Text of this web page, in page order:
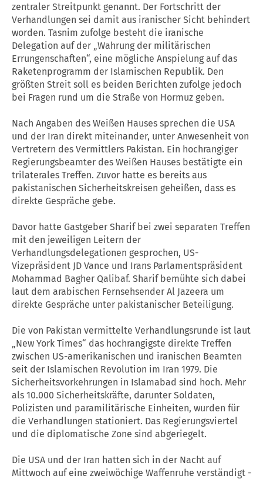
zentraler Streitpunkt genannt. Der Fortschritt der
Verhandlungen sei damit aus iranischer Sicht behindert
worden. Tasnim zufolge besteht die iranische
Delegation auf der „Wahrung der militärischen
Errungenschaften“, eine mögliche Anspielung auf das
Raketenprogramm der Islamischen Republik. Den
größten Streit soll es beiden Berichten zufolge jedoch
bei Fragen rund um die Straße von Hormuz geben.
Nach Angaben des Weißen Hauses sprechen die USA
und der Iran direkt miteinander, unter Anwesenheit von
Vertretern des Vermittlers Pakistan. Ein hochrangiger
Regierungsbeamter des Weißen Hauses bestätigte ein
trilaterales Treffen. Zuvor hatte es bereits aus
pakistanischen Sicherheitskreisen geheißen, dass es
direkte Gespräche gebe.
Davor hatte Gastgeber Sharif bei zwei separaten Treffen
mit den jeweiligen Leitern der
Verhandlungsdelegationen gesprochen, US-
Vizepräsident JD Vance und Irans Parlamentspräsident
Mohammad Bagher Qalibaf. Sharif bemühte sich dabei
laut dem arabischen Fernsehsender Al Jazeera um
direkte Gespräche unter pakistanischer Beteiligung.
Die von Pakistan vermittelte Verhandlungsrunde ist laut
„New York Times“ das hochrangigste direkte Treffen
zwischen US-amerikanischen und iranischen Beamten
seit der Islamischen Revolution im Iran 1979. Die
Sicherheitsvorkehrungen in Islamabad sind hoch. Mehr
als 10.000 Sicherheitskräfte, darunter Soldaten,
Polizisten und paramilitärische Einheiten, wurden für
die Verhandlungen stationiert. Das Regierungsviertel
und die diplomatische Zone sind abgeriegelt.
Die USA und der Iran hatten sich in der Nacht auf
Mittwoch auf eine zweiwöchige Waffenruhe verständigt -